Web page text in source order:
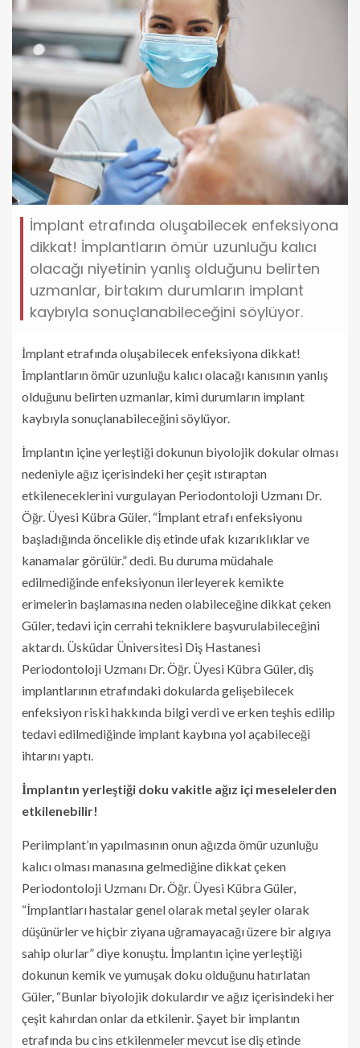
İmplant etrafında oluşabilecek enfeksiyona
dikkat! İmplantların ömür uzunluğu kalıcı
olacağı niyetinin yanlış olduğunu belirten
uzmanlar, birtakım durumların implant
kaybıyla sonuçlanabileceğini söylüyor.
İmplant etrafında oluşabilecek enfeksiyona dikkat!
İmplantların ömür uzunluğu kalıcı olacağı kanısının yanlış
olduğunu belirten uzmanlar, kimi durumların implant
kaybıyla sonuçlanabileceğini söylüyor.
İmplantın içine yerleştiği dokunun biyolojik dokular olması
nedeniyle ağız içerisindeki her çeşit ıstıraptan
etkileneceklerini vurgulayan Periodontoloji Uzmanı Dr.
Öğr. Üyesi Kübra Güler, “İmplant etrafı enfeksiyonu
başladığında öncelikle diş etinde ufak kızarıklıklar ve
kanamalar görülür.” dedi. Bu duruma müdahale
edilmediğinde enfeksiyonun ilerleyerek kemikte
erimelerin başlamasına neden olabileceğine dikkat çeken
Güler, tedavi için cerrahi tekniklere başvurulabileceğini
aktardı. Üsküdar Üniversitesi Diş Hastanesi
Periodontoloji Uzmanı Dr. Öğr. Üyesi Kübra Güler, diş
implantlarının etrafındaki dokularda gelişebilecek
enfeksiyon riski hakkında bilgi verdi ve erken teşhis edilip
tedavi edilmediğinde implant kaybına yol açabileceği
ihtarını yaptı.
İmplantın yerleştiği doku vakitle ağız içi meselelerden
etkilenebilir!
Periimplant’ın yapılmasının onun ağızda ömür uzunluğu
kalıcı olması manasına gelmediğine dikkat çeken
Periodontoloji Uzmanı Dr. Öğr. Üyesi Kübra Güler,
“İmplantları hastalar genel olarak metal şeyler olarak
düşünürler ve hiçbir ziyana uğramayacağı üzere bir algıya
sahip olurlar” diye konuştu. İmplantın içine yerleştiği
dokunun kemik ve yumuşak doku olduğunu hatırlatan
Güler, “Bunlar biyolojik dokulardır ve ağız içerisindeki her
çeşit kahırdan onlar da etkilenir. Şayet bir implantın
etrafında bu cins etkilenmeler mevcut ise diş etinde